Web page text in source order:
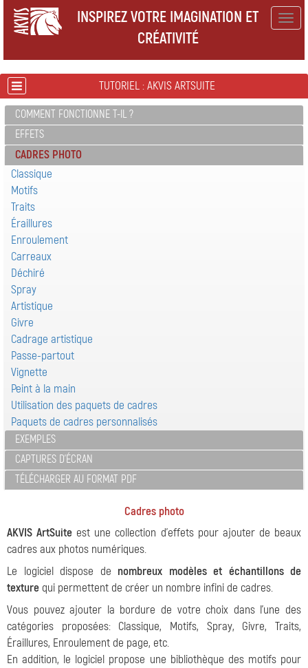
INSPIREZ VOTRE IMAGINATION ET
CRÉATIVITÉ
TUTORIEL : AKVIS ARTSUITE
COMMENT FONCTIONNE T-IL ?
EFFETS
CADRES PHOTO
Classique
Motifs
Traits
Éraillures
Enroulement
Carreaux
Déchiré
Spray
Artistique
Givre
Cadrage artistique
Passe-partout
Vignette
Peint à la main
Utilisation des paquets de cadres
Paquets de cadres personnalisés
EXEMPLES
CAPTURES D'ÉCRAN
TÉLÉCHARGER AU FORMAT PDF
Cadres photo
AKVIS ArtSuite est une collection d'effets pour ajouter de beaux
cadres aux photos numériques.
Le logiciel dispose de nombreux modèles et échantillons de
texture qui permettent de créer un nombre infini de cadres.
Vous pouvez ajouter la bordure de votre choix dans l'une des
catégories proposées: Classique, Motifs, Spray, Givre, Traits,
Éraillures, Enroulement de page, etc.
En addition, le logiciel propose une bibliothèque des motifs pour